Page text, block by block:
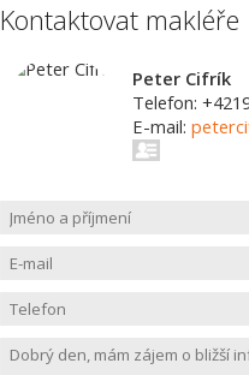
Kontaktovat makléře
Peter Cifrík
Telefon:
E-mail: